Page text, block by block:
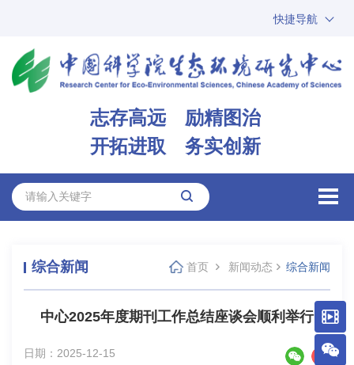
快捷导航
ARP
邮箱
志存高远 励精图治
开拓进取 务实创新
综合新闻 首页 新闻动态 综合新闻
中心2025年度期刊工作总结座谈会顺利举行
日期：2025-12-15